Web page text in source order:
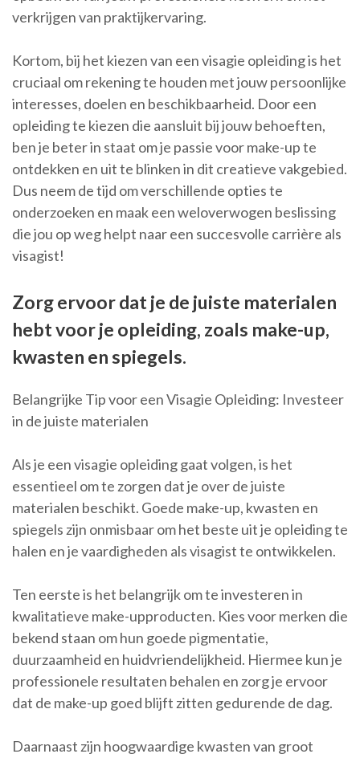
verkrijgen van praktijkervaring.
Kortom, bij het kiezen van een visagie opleiding is het
cruciaal om rekening te houden met jouw persoonlijke
interesses, doelen en beschikbaarheid. Door een
opleiding te kiezen die aansluit bij jouw behoeften,
ben je beter in staat om je passie voor make-up te
ontdekken en uit te blinken in dit creatieve vakgebied.
Dus neem de tijd om verschillende opties te
onderzoeken en maak een weloverwogen beslissing
die jou op weg helpt naar een succesvolle carrière als
visagist!
Zorg ervoor dat je de juiste materialen
hebt voor je opleiding, zoals make-up,
kwasten en spiegels.
Belangrijke Tip voor een Visagie Opleiding: Investeer
in de juiste materialen
Als je een visagie opleiding gaat volgen, is het
essentieel om te zorgen dat je over de juiste
materialen beschikt. Goede make-up, kwasten en
spiegels zijn onmisbaar om het beste uit je opleiding te
halen en je vaardigheden als visagist te ontwikkelen.
Ten eerste is het belangrijk om te investeren in
kwalitatieve make-upproducten. Kies voor merken die
bekend staan om hun goede pigmentatie,
duurzaamheid en huidvriendelijkheid. Hiermee kun je
professionele resultaten behalen en zorg je ervoor
dat de make-up goed blijft zitten gedurende de dag.
Daarnaast zijn hoogwaardige kwasten van groot